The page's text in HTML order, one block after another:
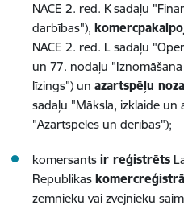
NACE 2. red. K sadaļu
darbības"),
NACE 2. red. L sadaļu
un 77. nodaļu
līzings") un azartspēļu
sadaļu "Māksla, izklaide
"Azartspēles un derības");
komersants ir reģistrēts
Republikas komercreģistrā
zemnieku vai zvejnieku